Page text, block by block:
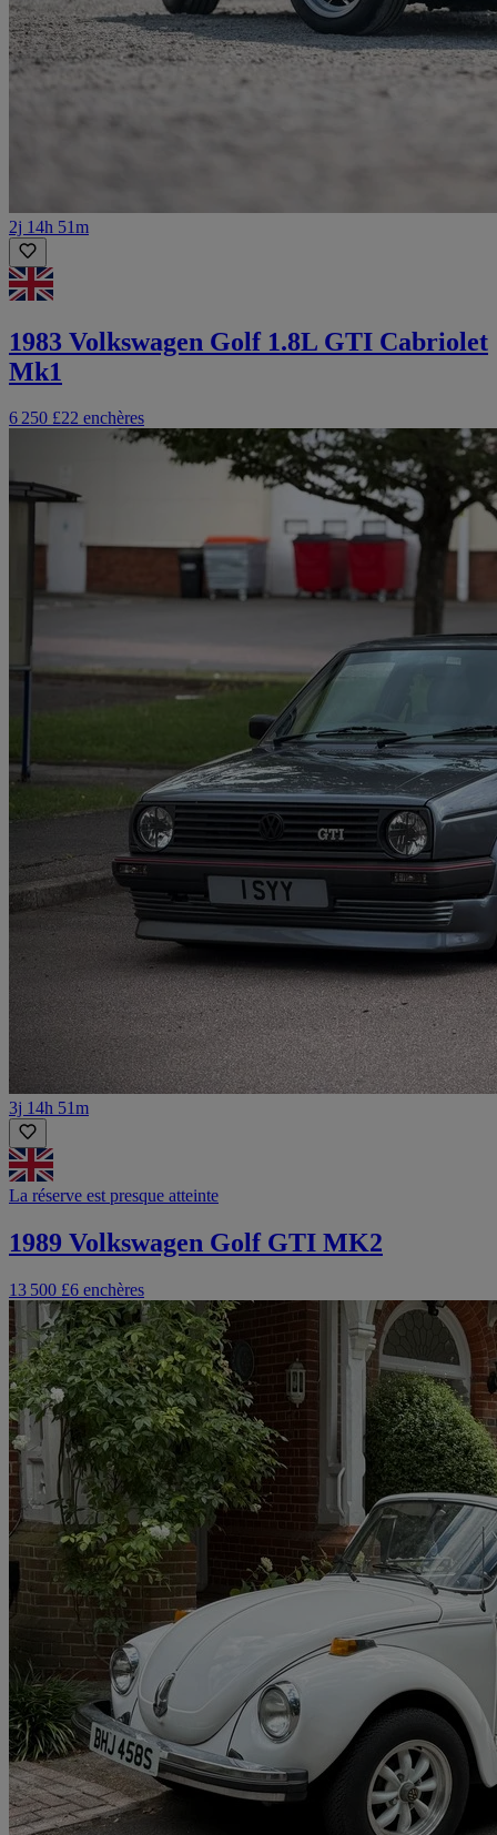
2j 14h 51m
1983 Volkswagen Golf 1.8L GTI Cabriolet
Mk1
6 250 £22 enchères
3j 14h 51m
La réserve est presque atteinte
1989 Volkswagen Golf GTI MK2
13 500 £6 enchères